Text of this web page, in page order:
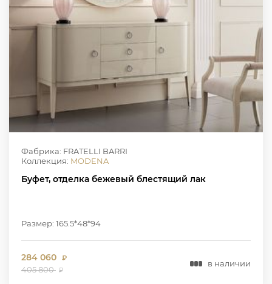
Фабрика: FRATELLI BARRI
Коллекция: MODENA
Буфет, отделка бежевый блестящий лак
Размер: 165.5*48*94
284 060 ₽
405 800 ₽
в наличии